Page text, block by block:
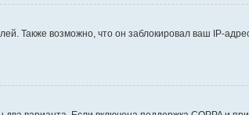
Также возможно, что он заблокировал ваш IP-